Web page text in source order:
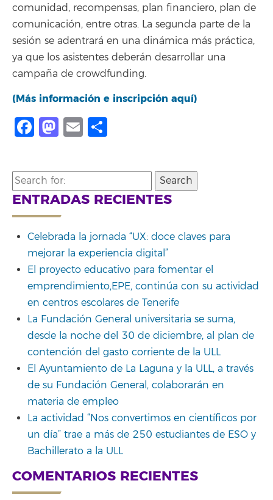
comunidad, recompensas, plan financiero, plan de
comunicación, entre otras. La segunda parte de la
sesión se adentrará en una dinámica más práctica,
ya que los asistentes deberán desarrollar una
campaña de crowdfunding.
(Más información e inscripción aquí)
Facebook
Mastodon
Email
Search
for:
ENTRADAS RECIENTES
Celebrada la jornada “UX: doce claves para
mejorar la experiencia digital”
El proyecto educativo para fomentar el
emprendimiento,EPE, continúa con su actividad
en centros escolares de Tenerife
La Fundación General universitaria se suma,
desde la noche del 30 de diciembre, al plan de
contención del gasto corriente de la ULL
El Ayuntamiento de La Laguna y la ULL, a través
de su Fundación General, colaborarán en
materia de empleo
La actividad “Nos convertimos en científicos por
un día” trae a más de 250 estudiantes de ESO y
Bachillerato a la ULL
COMENTARIOS RECIENTES